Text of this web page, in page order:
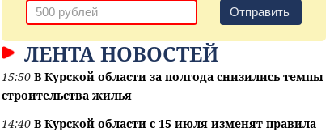
Отправить
ЛЕНТА НОВОСТЕЙ
15:50 В Курской области за полгода снизились темпы
строительства жилья
14:40 В Курской области с 15 июля изменят правила